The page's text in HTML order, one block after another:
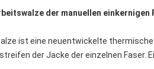
der manuellen einkernigen
ist eine neuentwickelte
der Jacke der einzelnen Faser.